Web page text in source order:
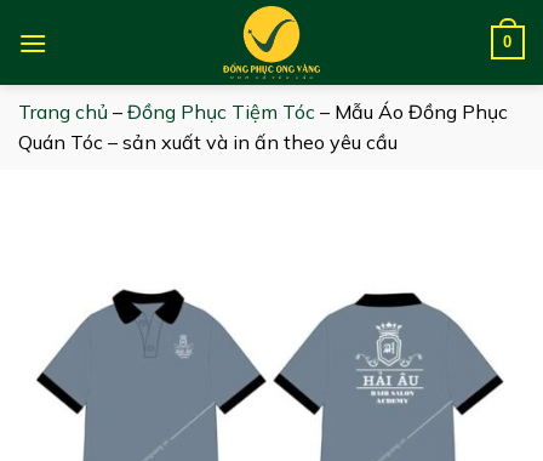
0
Trang chủ – Đồng Phục Tiệm Tóc – Mẫu Áo Đồng Phục
Quán Tóc – sản xuất và in ấn theo yêu cầu